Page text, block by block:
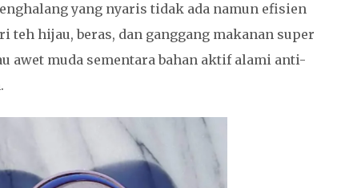
yang nyaris tidak ada namun efisien
hijau, beras, dan ganggang makanan super
awet muda sementara bahan aktif alami anti-